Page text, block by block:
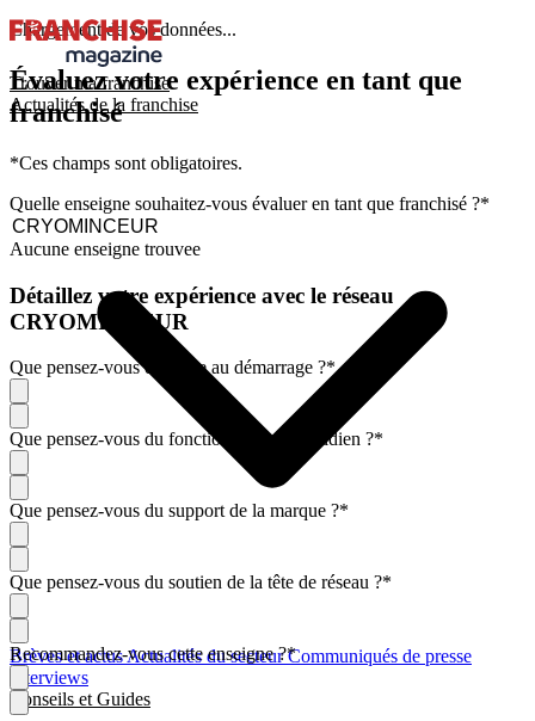
Trouver ma franchise
Actualités de la franchise
Brèves et actusActualités du secteurCommuniqués de presse
Interviews
Conseils et Guides
Chargement de vos données...
Évaluez votre expérience en tant que
franchisé
*Ces champs sont obligatoires.
Quelle enseigne souhaitez-vous évaluer en tant que franchisé ?*
Aucune enseigne trouvee
Détaillez votre expérience avec le réseau
CRYOMINCEUR
Que pensez-vous de l'aide au démarrage ?*
Que pensez-vous du fonctionnement quotidien ?*
Que pensez-vous du support de la marque ?*
Que pensez-vous du soutien de la tête de réseau ?*
Recommandez-vous cette enseigne ?*